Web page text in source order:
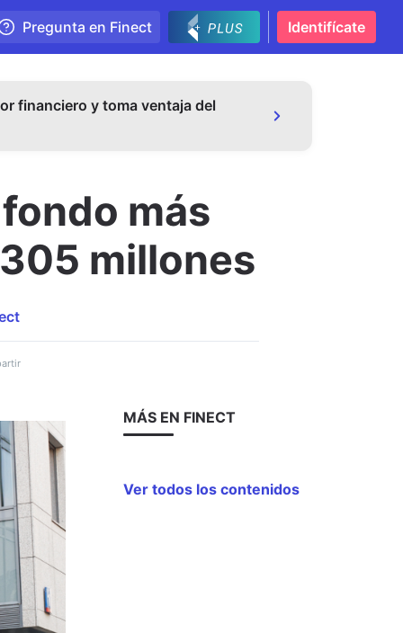
Pregunta en Finect Identifícate
financiero y toma ventaja del
más
millones
MÁS EN FINECT
Ver todos los contenidos